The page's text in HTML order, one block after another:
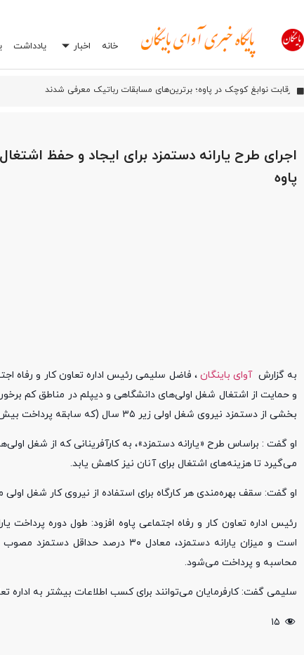
خانه اخبار یادداشت
آیین بهره‌ب
افشاگری درباره یک اشتباه رایج در تعمیرگاه‌ها: چرا انتخاب اشتباه جعبه بکس
اورامان؛ شش سال پس از ثبت جهانی، هنوز در انتظار توسعه
اجرای طرح یارانه دستمزد برای ایجاد و حفظ
پاوه
به گزارش آوای باینگان، فاضل سلیمی رئیس اداره تعاون کار و رفاه
و حمایت از اشتغال شغل اولی‌های دانشگاهی و دیپلم در مناطق کم‌
بخشی از دستمزد نیروی شغل اولی زیر ۳۵ سال (که سابقه پرداخت بیش از ۶ ماه حق بیمه نداشته باشد) به کارفرما پرداخت می‌شود.
می‌گیرد تا هزینه‌های اشتغال برای آنان نیز کاهش یابد.
او گفت: سقف بهره‌مندی هر کارگاه برای استفاده از نیروی کار شغل اولی معادل حداکثر ۵۰ درصد
است و میزان یارانه دستمزد،
محاسبه و پرداخت می‌شود.
سلیمی گفت: کارفرمایان می‌توانند برای کسب اطلاعات بیشتر به اداره
۱۵